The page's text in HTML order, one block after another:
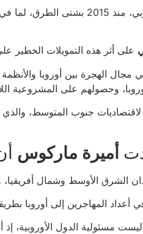
مستعرضة كيف سعي
على أثر هذه التمويلات الخطير
مجال الهجرة بين أوروبا
وحصولهم على المشروعية
لاقتصاديات جنوب المتوسط،
أميرة ماركوس
بلدان الشرق الأوسط وشمال
أعداد المهاجرين إلى أوروبا
مسئولية الدول الأوروبية،